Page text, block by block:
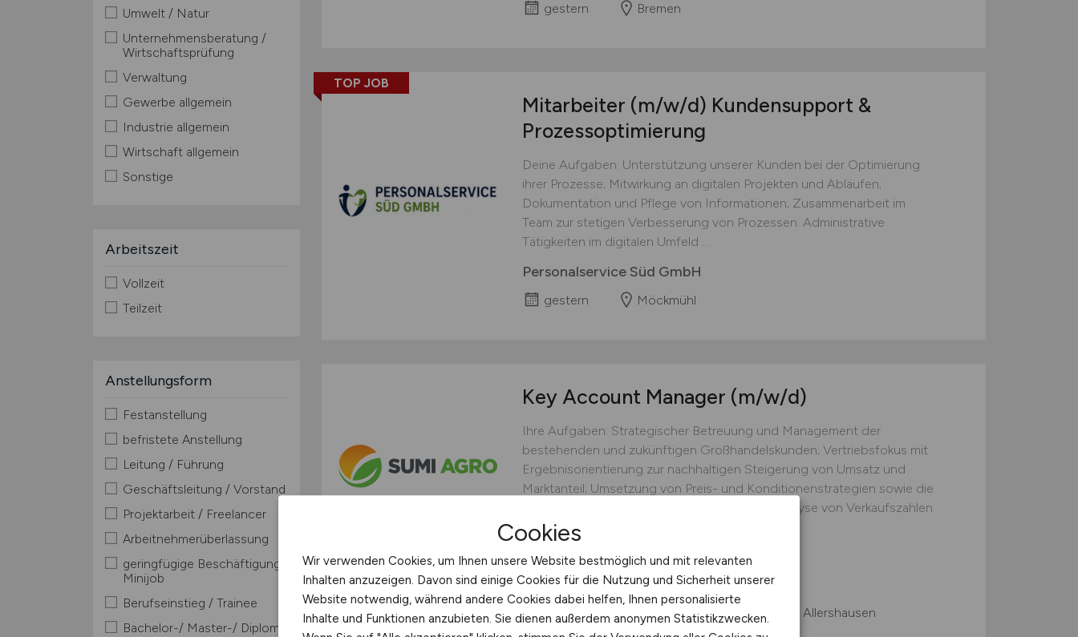
Umwelt / Natur
Unternehmensberatung /
Wirtschaftsprüfung
Verwaltung
Gewerbe allgemein
Industrie allgemein
Wirtschaft allgemein
Sonstige
Arbeitszeit
Vollzeit
Teilzeit
Anstellungsform
Festanstellung
befristete Anstellung
Leitung / Führung
Geschäftsleitung / Vorstand
Projektarbeit / Freelancer
Arbeitnehmerüberlassung
geringfügige Beschäftigung /
Minijob
Berufseinstieg / Trainee
Bachelor-/ Master-/ Diplom-
gestern Bremen
TOP JOB
Mitarbeiter (m/w/d) Kundensupport &
Prozessoptimierung
Deine Aufgaben: Unterstützung unserer Kunden bei der Optimierung
ihrer Prozesse; Mitwirkung an digitalen Projekten und Abläufen;
Dokumentation und Pflege von Informationen; Zusammenarbeit im
Team zur stetigen Verbesserung von Prozessen: Administrative
Tätigkeiten im digitalen Umfeld ...
Personalservice Süd GmbH
gestern Möckmühl
Key Account Manager (m/w/d)
Ihre Aufgaben: Strategischer Betreuung und Management der
bestehenden und zukünftigen Großhandelskunden; Vertriebsfokus mit
Ergebnisorientierung zur nachhaltigen Steigerung von Umsatz und
Marktanteil; Umsetzung von Preis- und Konditionenstrategien sowie die
Analyse von Verkaufs-KPI´s je Großhändler; Analyse von Verkaufszahlen
(Produkt / Menge / Preis / Netto / Faktura)...
Sumi Agro
gestern
Außendienst deutschlandweit, Home Office, Allershausen
Cookies
Wir verwenden Cookies, um Ihnen unsere Website bestmöglich und mit relevanten
Inhalten anzuzeigen. Davon sind einige Cookies für die Nutzung und Sicherheit unserer
Website notwendig, während andere Cookies dabei helfen, Ihnen personalisierte
Inhalte und Funktionen anzubieten. Sie dienen außerdem anonymen Statistikzwecken.